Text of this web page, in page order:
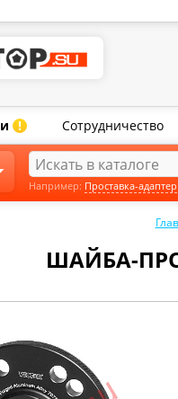
! Сотрудничество
ШАЙБА-
Например: Проставка-адаптер